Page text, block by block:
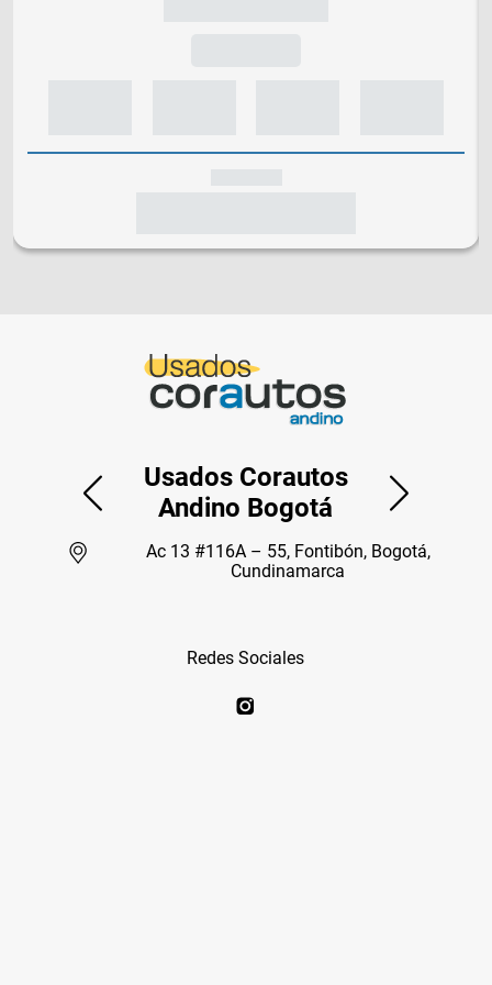
Usados Corautos
Andino Bogotá
Ac 13 #116A – 55, Fontibón, Bogotá,
Cundinamarca
Redes Sociales